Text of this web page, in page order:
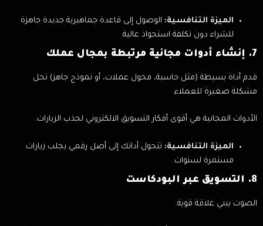
الميزة التنافسية: الوصول إلى قاعدة جماهيرية جديدة جاهزة
للشراء دون تكلفة استحواذ عالية.
7. إنشاء أدوات مجانية مرتبطة بمجال عملك
قدم أداة بسيطة (مثل حاسبة، محول عملات، أو نموذج جاهز) تحل
مشكلة صغيرة للعملاء.
الأدوات المجانية هي أقوى أفكار التسويق الالكتروني لجذب الزيارات.
الميزة التنافسية: تتحول أداتك إلى أصل رقمي يجلب زيارات
مستمرة لسنوات.
8. التسويق عبر البودكاست
الصوت يبني علاقة قوية.